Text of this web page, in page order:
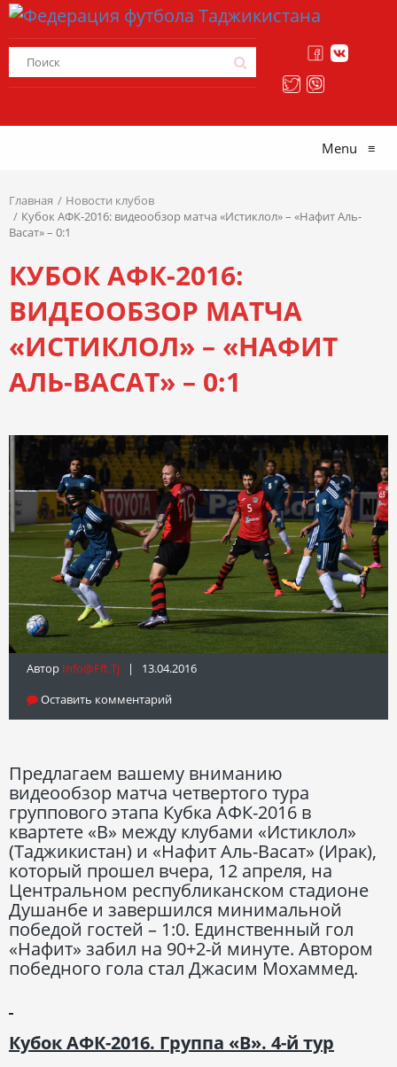
Menu ≡
Главная
Новости клубов
Кубок АФК-2016: видеообзор матча «Истиклол» – «Нафит Аль-
Васат» – 0:1
КУБОК АФК-2016:
ВИДЕООБЗОР МАТЧА
«ИСТИКЛОЛ» – «НАФИТ
АЛЬ-ВАСАТ» – 0:1
Автор Info@fft.tj | 13.04.2016
Оставить комментарий
Предлагаем вашему вниманию
видеообзор матча четвертого тура
группового этапа Кубка АФК-2016 в
квартете «В» между клубами «Истиклол»
(Таджикистан) и «Нафит Аль-Васат» (Ирак),
который прошел вчера, 12 апреля, на
Центральном республиканском стадионе
Душанбе и завершился минимальной
победой гостей – 1:0. Единственный гол
«Нафит» забил на 90+2-й минуте. Автором
победного гола стал Джасим Мохаммед.
Кубок АФК-2016. Группа «В». 4-й тур